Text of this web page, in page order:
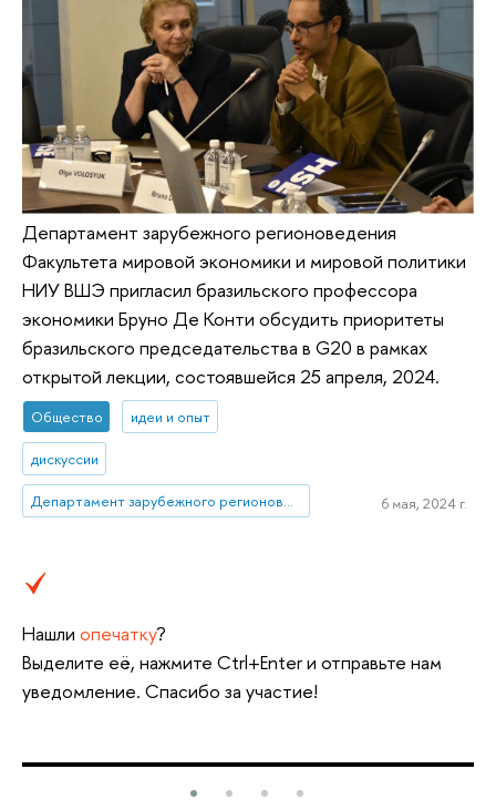
Департамент зарубежного регионоведения
Факультета мировой экономики и мировой политики
НИУ ВШЭ пригласил бразильского профессора
экономики Бруно Де Конти обсудить приоритеты
бразильского председательства в G20 в рамках
открытой лекции, состоявшейся 25 апреля, 2024.
Общество идеи и опыт
дискуссии
Департамент зарубежного регионоведения 6 мая, 2024 г.
Нашли опечатку?
Выделите её, нажмите Ctrl+Enter и отправьте нам
уведомление. Спасибо за участие!